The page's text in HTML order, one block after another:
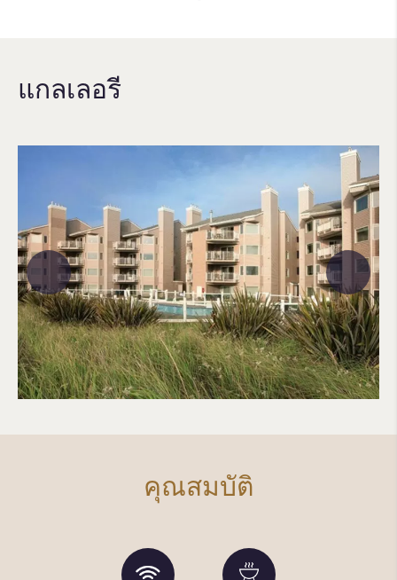
แกลเลอรี
คุณสมบัติ